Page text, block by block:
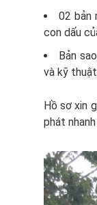
02 bản
con dấu
Bản
và kỹ
Hồ sơ xin
phát